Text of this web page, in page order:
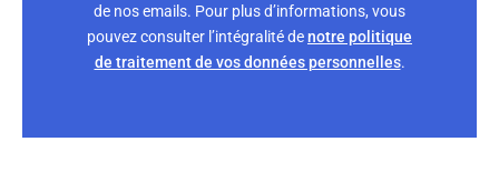
de nos emails. Pour plus d’informations, vous
pouvez consulter l’intégralité denotre politique
de traitement de vos données personnelles.